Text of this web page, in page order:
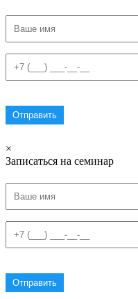
×
Записаться на семинар